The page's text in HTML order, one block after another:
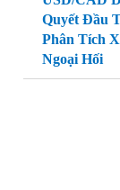
Quyết Đầu
Phân Tích
Ngoại Hối